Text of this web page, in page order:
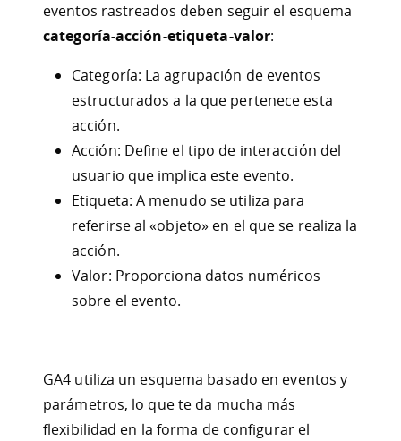
eventos rastreados deben seguir el esquema
categoría-acción-etiqueta-valor:
Categoría: La agrupación de eventos
estructurados a la que pertenece esta
acción.
Acción: Define el tipo de interacción del
usuario que implica este evento.
Etiqueta: A menudo se utiliza para
referirse al «objeto» en el que se realiza la
acción.
Valor: Proporciona datos numéricos
sobre el evento.
GA4 utiliza un esquema basado en eventos y
parámetros, lo que te da mucha más
flexibilidad en la forma de configurar el